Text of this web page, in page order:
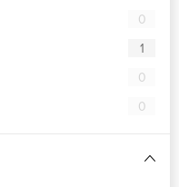
0
1
0
0